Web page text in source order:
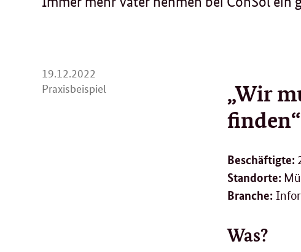
19.12.2022
12.
Praxisbeispiel
„Wir
finden“
Beschäftigte:
Standorte:
Branche:
Was?